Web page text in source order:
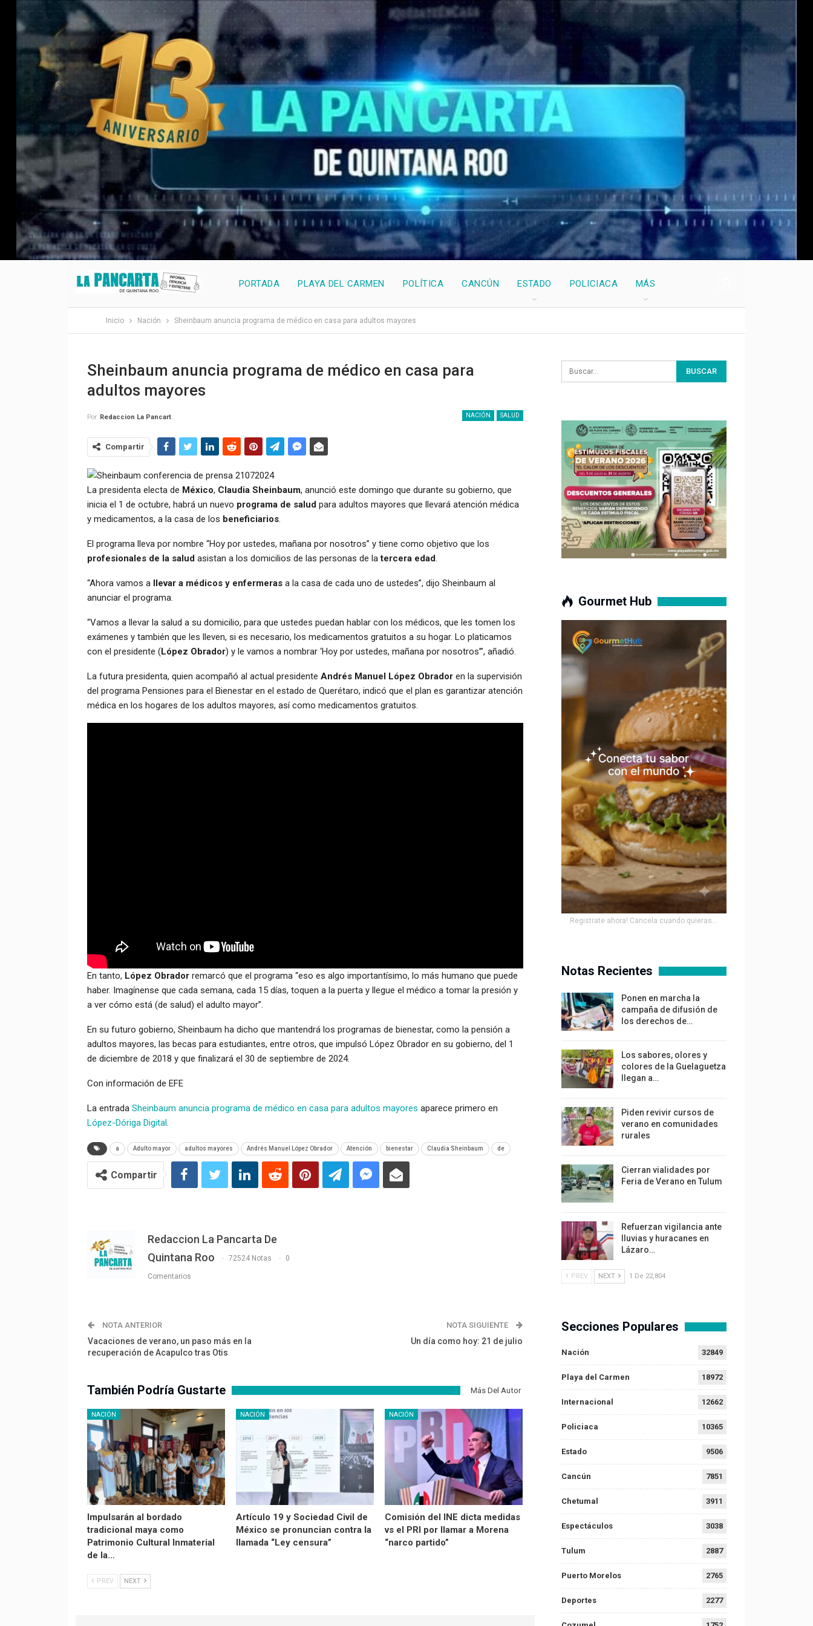
PORTADA PLAYA DEL CARMEN POLÍTICA CANCÚN ESTADO POLICIACA MÁS
Inicio Nación Sheinbaum anuncia programa de médico en casa para adultos mayores
Sheinbaum anuncia programa de médico en casa para
adultos mayores
NACIÓN SALUD
Por Redaccion La Pancarta De Quintana Roo
Compartir
La presidenta electa de México, Claudia Sheinbaum, anunció este domingo que durante su gobierno, que
inicia el 1 de octubre, habrá un nuevo programa de saludpara adultos mayores que llevará atención médica
y medicamentos, a la casa de los beneficiarios.
El programa lleva por nombre “Hoy por ustedes, mañana por nosotros” y tiene como objetivo que los
profesionales de la saludasistan a los domicilios de las personas de latercera edad.
“Ahora vamos a llevar a médicos y enfermerasa la casa de cada uno de ustedes”, dijo Sheinbaum al
anunciar el programa.
“Vamos a llevar la salud a su domicilio, para que ustedes puedan hablar con los médicos, que les tomen los
exámenes y también que les lleven, si es necesario, los medicamentos gratuitos a su hogar. Lo platicamos
con el presidente (López Obrador) y le vamos a nombrar ‘Hoy por ustedes, mañana por nosotros’”, añadió.
La futura presidenta, quien acompañó al actual presidente Andrés Manuel López Obradoren la supervisión
del programa Pensiones para el Bienestar en el estado de Querétaro, indicó que el plan es garantizar atención
médica en los hogares de los adultos mayores, así como medicamentos gratuitos.
En tanto, López Obradorremarcó que el programa “eso es algo importantísimo, lo más humano que puede
haber. Imagínense que cada semana, cada 15 días, toquen a la puerta y llegue el médico a tomar la presión y
a ver cómo está (de salud) el adulto mayor”.
En su futuro gobierno, Sheinbaum ha dicho que mantendrá los programas de bienestar, como la pensión a
adultos mayores, las becas para estudiantes, entre otros, que impulsó López Obrador en su gobierno, del 1
de diciembre de 2018 y que finalizará el 30 de septiembre de 2024.
Con información de EFE
La entrada Sheinbaum anuncia programa de médico en casa para adultos mayores aparece primero en
López-Dóriga Digital.
a Adulto mayor adultos mayores Andrés Manuel López Obrador Atención bienestar Claudia Sheinbaum de
Compartir
Redaccion La Pancarta De
Quintana Roo
72524 Notas 0
Comentarios
NOTA ANTERIOR
Vacaciones de verano, un paso más en la
recuperación de Acapulco tras Otis
NOTA SIGUIENTE
Un día como hoy: 21 de julio
También Podría Gustarte Más Del Autor
NACIÓN
Impulsarán al bordado
tradicional maya como
Patrimonio Cultural Inmaterial
de la…
NACIÓN
Artículo 19 y Sociedad Civil de
México se pronuncian contra la
llamada “Ley censura”
NACIÓN
Comisión del INE dicta medidas
vs el PRI por llamar a Morena
“narco partido”
PREV NEXT
Gourmet Hub
Registrate ahora! Cancela cuando quieras...
Notas Recientes
Ponen en marcha la
campaña de difusión de
los derechos de…
Los sabores, olores y
colores de la Guelaguetza
llegan a…
Piden revivir cursos de
verano en comunidades
rurales
Cierran vialidades por
Feria de Verano en Tulum
Refuerzan vigilancia ante
lluvias y huracanes en
Lázaro…
PREV NEXT 1 De 22,804
Secciones Populares
Nación 32849
Playa del Carmen 18972
Internacional 12662
Policiaca 10365
Estado 9506
Cancún 7851
Chetumal 3911
Espectáculos 3038
Tulum 2887
Puerto Morelos 2765
Deportes 2277